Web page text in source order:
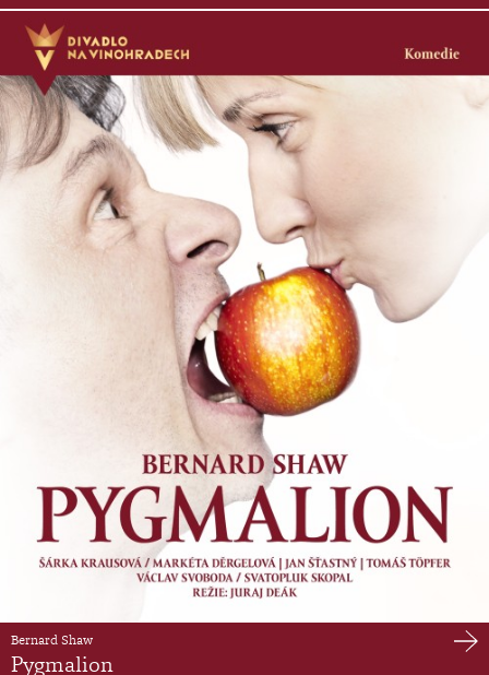
Bernard Shaw
Pygmalion